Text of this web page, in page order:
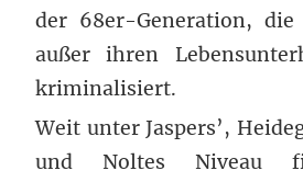
der 68er-Generation,
außer ihren
kriminalisiert.
Weit unter Jaspers’,
und Noltes Niveau